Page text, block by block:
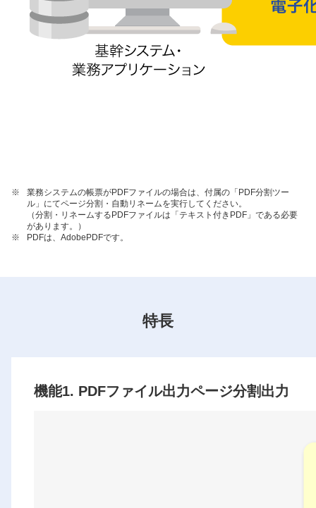
※
業務システムの帳票がPDFファイルの場合は、付属の「PDF分割ツー
ル」にてページ分割・自動リネームを実行してください。
（分割・リネームするPDFファイルは「テキスト付きPDF」である必要
があります。）
※
PDFは、AdobePDFです。
特長
機能1. PDFファイル出力ページ分割出力